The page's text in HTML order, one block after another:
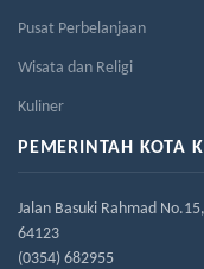
Pusat Perbelanjaan
Wisata dan Religi
Kuliner
PEMERINTAH KOTA
Jalan Basuki Rahmad
64123
(0354) 682955